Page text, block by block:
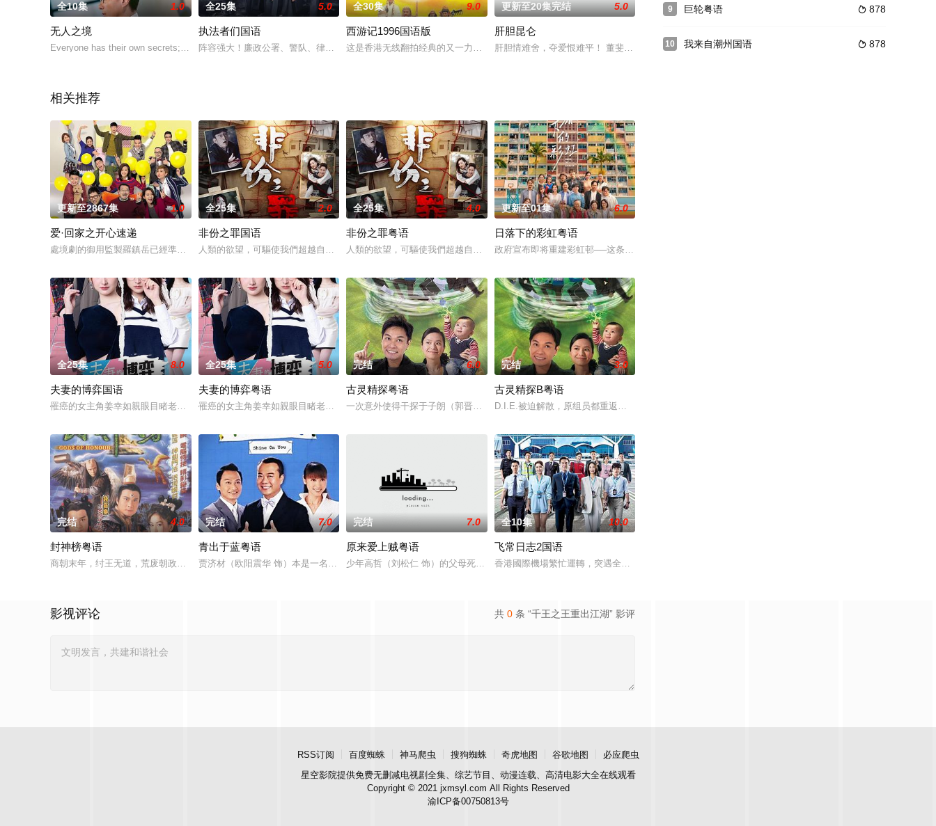
全10集 1.0
无人之境
Everyone has their own secrets; Do you dare to reveal them?上班族阿巫生活營營役役，
全25集 5.0
执法者们国语
阵容强大！廉政公署、警队、律政司署合力调查，抗击各个贪黑势力。
全30集 9.0
西游记1996国语版
这是香港无线翻拍经典的又一力作。剧情除了根据经典名著《西游记》外，还加入了大量的搞笑元素，使得这一部作品在还原原著的同时，又创作
更新至20集完结 5.0
肝胆昆仑
肝胆情难舍，夺爱恨难平！ 董斐(陈键锋)不理亡父遗训，乘姊姊岚(盖鸣晖)不觉
相关推荐
更新至2867集 1.0
爱·回家之开心速递
處境劇的御用監製羅鎮岳已經準備開拍新一套處境劇，暫定叫《愛．回家之開心速遞》，「過往的處境劇都是以家庭為主，今次當然不例外啦。而故事除了家庭，
全25集 2.0
非份之罪国语
人類的欲望，可驅使我們超越自我，然而，當欲望失控，過份貪圖金錢與權勢、追求不屬於自己的愛，非份之想被無限放大，一不經意，便陷入道德矛盾的深淵，
全25集 4.0
非份之罪粤语
人類的欲望，可驅使我們超越自我，然而，當欲望失控，過份貪圖金錢與權勢、追求不屬於自己的愛，非份之想被無限放大，一不經意，便陷入道
更新至01集 6.0
日落下的彩虹粤语
政府宣布即将重建彩虹邨──这条超过60年的名牌屋邨，满载香港情怀，是几代人的成长与回忆。剧集以七个
全25集 8.0
夫妻的博弈国语
罹癌的女主角姜幸如親眼目睹老公和她唯一的閨蜜的姦情，慘遭兩人狠下毒手。坎坷的她竟然「死而復生」，奇迹地回到五年前⋯獲得「重生」的幸如決定為自己
全25集 5.0
夫妻的博弈粤语
罹癌的女主角姜幸如親眼目睹老公和她唯一的閨蜜的姦情，慘遭兩人狠下毒手。坎坷的她竟然「死而復生」，奇迹地回到五年前⋯獲得「重生」的幸如決定為自己
完结 6.0
古灵精探粤语
一次意外使得干探于子朗（郭晋安 饰）具有了通灵的能力，能感应死去的冤魂传递给他的点点滴滴的信息。子朗本来就精明能干，这下更是如虎添
完结 3.0
古灵精探B粤语
D.I.E.被迫解散，原组员都重返原先的工作岗位，这班人不改之前古灵精怪的作风，令领导很是头疼，为了躲
完结 4.0
封神榜粤语
商朝末年，纣王无道，荒废朝政，民不聊生。商朝四大名将之一李靖（元华饰）之妻殷十娘（苑琼丹饰）产子，诞下的竟是一枚肉球。李靖认定这是妖孽降世，挥
完结 7.0
青出于蓝粤语
贾济材（欧阳震华 饰）本是一名商界精英，但受老板所托极不愿意出任由老板出资兴建的一所九流学校的校长。面对欠佳的学校名誉，无心向学的学生与不太配
完结 7.0
原来爱上贼粤语
少年高哲（刘松仁 饰）的父母死于一栋工厂大厦的一次火灾，痛不欲生的他无意中得知原来此次火灾乃城中巨富赵经琛为了低价买下该栋大厦再进
全10集 10.0
飞常日志2国语
香港國際機場繁忙運轉，突遇全球系統故障而出現混亂，客運大樓及旅客體驗總經理楊尚偉與夥伴呂芷珊、陳
共 0 条 “千王之王重出江湖” 影评
影视评论
9  878
巨轮粤语
10  878
我来自潮州国语
RSS订阅 百度蜘蛛 神马爬虫 搜狗蜘蛛 奇虎地图 谷歌地图
必应爬虫
星空影院提供免费无删减电视剧全集、综艺节目、动漫连载、高清电影大全在线观看
Copyright © 2021 jxmsyl.com All Rights Reserved
渝ICP备00750813号